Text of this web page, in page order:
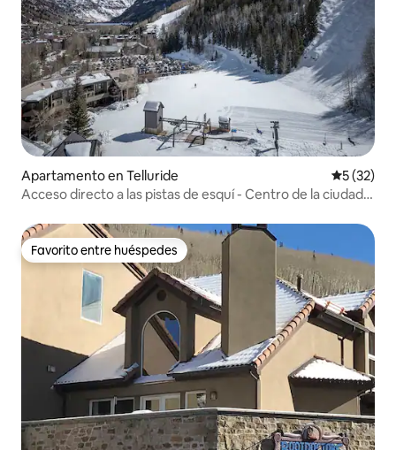
Apartamento en Telluride
5 (32)
Acceso directo a las pistas de esquí - Centro de la ciudad -
Favorito entre huéspedes
Favorito entre huéspedes